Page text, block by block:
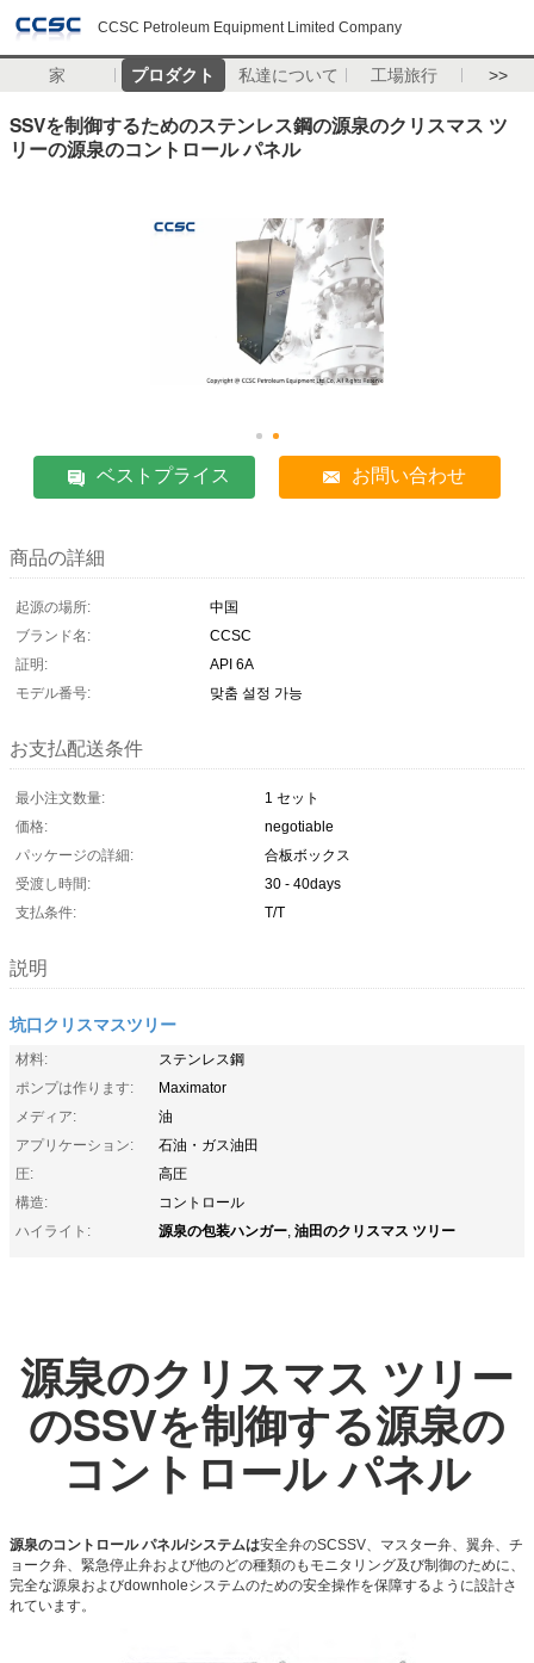
CCSC Petroleum Equipment Limited Company
家 プロダクト 私達について 工場旅行 >>
SSVを制御するためのステンレス鋼の源泉のクリスマス ツ
リーの源泉のコントロール パネル
ベストプライス お問い合わせ
商品の詳細
起源の場所:
中国
ブランド名:
CCSC
証明:
API 6A
モデル番号:
맞춤 설정 가능
お支払配送条件
最小注文数量:
1 セット
価格:
negotiable
パッケージの詳細:
合板ボックス
受渡し時間:
30 - 40days
支払条件:
T/T
説明
坑口クリスマスツリー
材料:
ステンレス鋼
ポンプは作ります:
Maximator
メディア:
油
アプリケーション:
石油・ガス油田
圧:
高圧
構造:
コントロール
ハイライト:
源泉の包装ハンガー, 油田のクリスマス ツリー
源泉のクリスマス ツリー
のSSVを制御する源泉の
コントロール パネル
源泉のコントロール パネル/システムは安全弁のSCSSV、マスター弁、翼弁、チ
ョーク弁、緊急停止弁および他のどの種類のもモニタリング及び制御のために、
完全な源泉およびdownholeシステムのための安全操作を保障するように設計さ
れています。